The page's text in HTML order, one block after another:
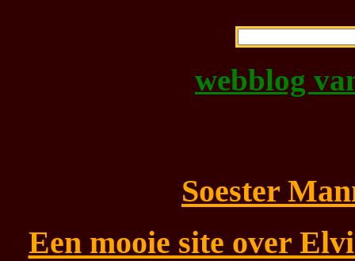
webblog
Soester
Een mooie site over